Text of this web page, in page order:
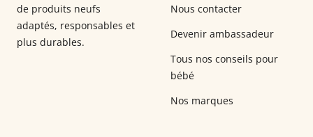
de produits neufs
adaptés, responsables et
plus durables.
Nous contacter
Devenir ambassadeur
Tous nos conseils pour
bébé
Nos marques